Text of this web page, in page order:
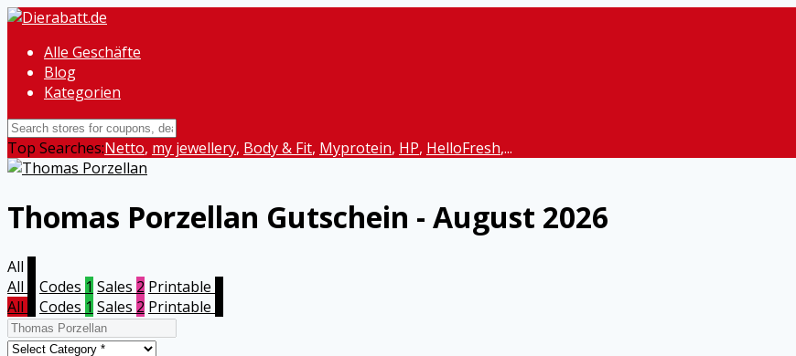
Alle Geschäfte
Blog
Kategorien
Top Searches:Netto, my jewellery, Body & Fit, Myprotein, HP, HelloFresh,...
Thomas Porzellan Gutschein - August 2026
All
All
Codes 1 Sales 2 Printable
All
Codes 1 Sales 2 Printable